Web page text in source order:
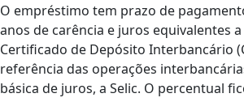
O empréstimo tem prazo de
anos de carência e juros equivalentes a
Certificado de Depósito Interbancário
referência das operações
básica de juros, a Selic. O percentual